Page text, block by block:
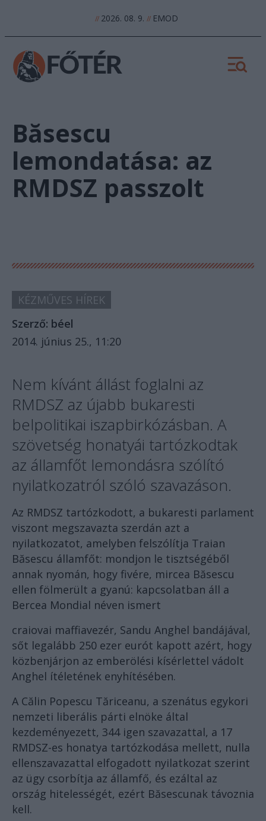
//2026. 08. 9. //EMOD
Băsescu
lemondatása: az
RMDSZ passzolt
KÉZMŰVES HÍREK
Szerző: béel
2014. június 25., 11:20
Nem kívánt állást foglalni az
RMDSZ az újabb bukaresti
belpolitikai iszapbirkózásban. A
szövetség honatyái tartózkodtak
az államfőt lemondásra szólító
nyilatkozatról szóló szavazáson.
Az RMDSZ tartózkodott, a bukaresti parlament
viszont megszavazta szerdán azt a
nyilatkozatot, amelyben felszólítja Traian
Băsescu államfőt: mondjon le tisztségéből
annak nyomán, hogy fivére, mircea Băsescu
ellen fölmerült a gyanú: kapcsolatban áll a
Bercea Mondial néven ismert
craiovai maffiavezér, Sandu Anghel bandájával,
sőt legalább 250 ezer eurót kapott azért, hogy
közbenjárjon az emberölési kísérlettel vádolt
Anghel ítéletének enyhítésében.
A Călin Popescu Tăriceanu, a szenátus egykori
nemzeti liberális párti elnöke által
kezdeményezett, 344 igen szavazattal, a 17
RMDSZ-es honatya tartózkodása mellett, nulla
ellenszavazattal elfogadott nyilatkozat szerint
az ügy csorbítja az államfő, és ezáltal az
ország hitelességét, ezért Băsescunak távoznia
kell.